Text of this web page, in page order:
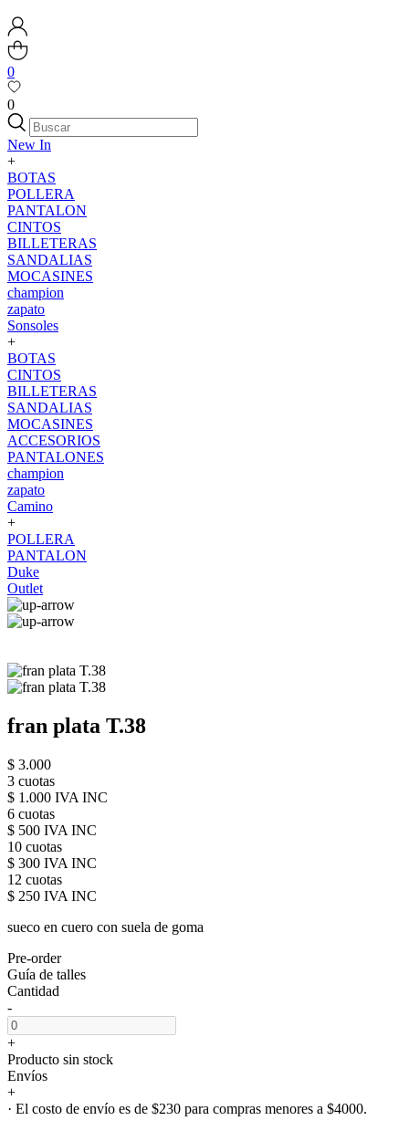
0
0
New In
+
BOTAS
POLLERA
PANTALON
CINTOS
BILLETERAS
SANDALIAS
MOCASINES
champion
zapato
Sonsoles
+
BOTAS
CINTOS
BILLETERAS
SANDALIAS
MOCASINES
ACCESORIOS
PANTALONES
champion
zapato
Camino
+
POLLERA
PANTALON
Duke
Outlet
fran plata T.38
$ 3.000
3 cuotas
$ 1.000 IVA INC
6 cuotas
$ 500 IVA INC
10 cuotas
$ 300 IVA INC
12 cuotas
$ 250 IVA INC
sueco en cuero con suela de goma
Pre-order
Guía de talles
Cantidad
-
+
Producto sin stock
Envíos
+
· El costo de envío es de $230 para compras menores a $4000.